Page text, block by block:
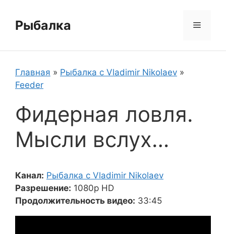
содержимому
Рыбалка Меню
Главная » Рыбалка с Vladimir Nikolaev »
Feeder
Фидерная ловля.
Мысли вслух…
Канал: Рыбалка с Vladimir Nikolaev
Разрешение: 1080p HD
Продолжительность видео: 33:45